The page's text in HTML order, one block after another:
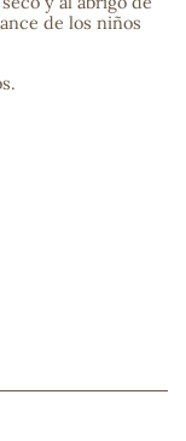
de los niños